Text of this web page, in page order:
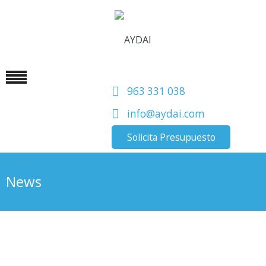
963 331 038
info@aydai.com
Solicita Presupuesto
News